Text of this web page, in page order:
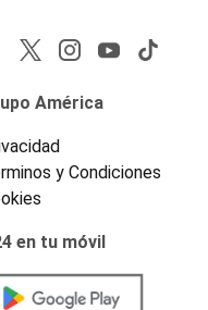
América
y Condiciones
en tu móvil